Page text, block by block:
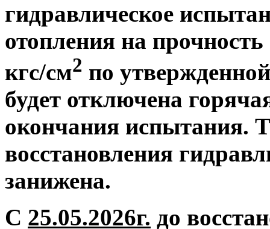
гидравлическое
отопления на
кгс/см2 по
будет отключена
окончания испытания.
восстановления
занижена.
С 25.05.2026г. до